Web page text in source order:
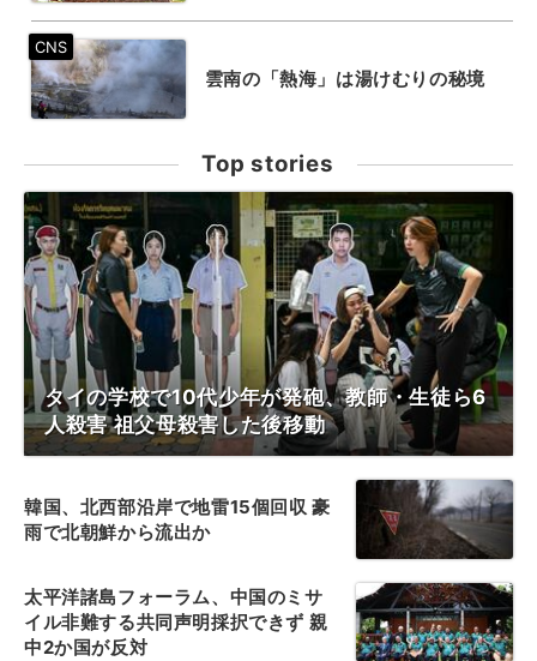
雲南の「熱海」は湯けむりの秘境
Top stories
タイの学校で10代少年が発砲、教師・生徒ら6
人殺害 祖父母殺害した後移動
韓国、北西部沿岸で地雷15個回収 豪
雨で北朝鮮から流出か
太平洋諸島フォーラム、中国のミサ
イル非難する共同声明採択できず 親
中2か国が反対